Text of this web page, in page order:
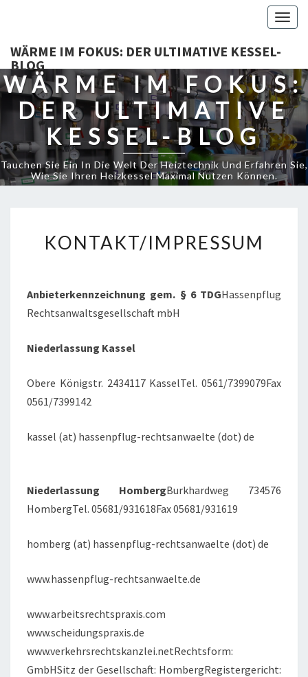
WÄRME IM FOKUS: DER ULTIMATIVE KESSEL-
BLOG
WÄRME IM FOKUS:
DER ULTIMATIVE
KESSEL-BLOG
Tauchen Sie Ein In Die Welt Der Heiztechnik Und Erfahren Sie,
Wie Sie Ihren Heizkessel Maximal Nutzen Können.
KONTAKT/IMPRESSUM
Anbieterkennzeichnung gem. § 6 TDGHassenpflug
Rechtsanwaltsgesellschaft mbH
Niederlassung Kassel
Obere Königstr. 2434117 KasselTel. 0561/7399079Fax
0561/7399142
kassel (at) hassenpflug-rechtsanwaelte (dot) de
Niederlassung HombergBurkhardweg 734576
HombergTel. 05681/931618Fax 05681/931619
homberg (at) hassenpflug-rechtsanwaelte (dot) de
www.hassenpflug-rechtsanwaelte.de
www.arbeitsrechtspraxis.com
www.scheidungspraxis.de
www.verkehrsrechtskanzlei.netRechtsform:
GmbHSitz der Gesellschaft: HombergRegistergericht: